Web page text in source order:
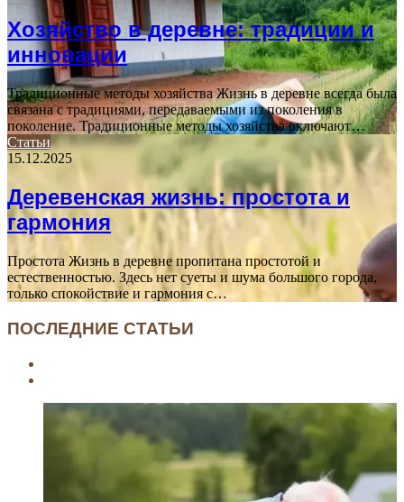
Хозяйство в деревне: традиции и
инновации
Традиционные методы хозяйства Жизнь в деревне всегда была
связана с традициями, передаваемыми из поколения в
поколение. Традиционные методы хозяйства включают…
Статьи
15.12.2025
Деревенская жизнь: простота и
гармония
Простота Жизнь в деревне пропитана простотой и
естественностью. Здесь нет суеты и шума большого города,
только спокойствие и гармония с…
ПОСЛЕДНИЕ СТАТЬИ